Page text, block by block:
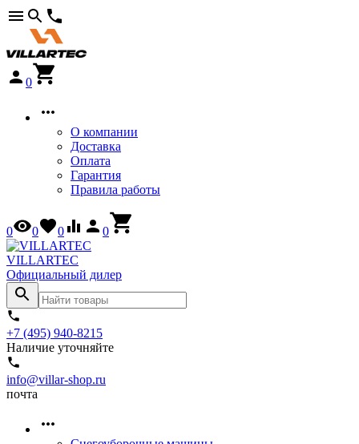
0
О компании
Доставка
Оплата
Гарантия
Правила работы
0 0 0 0
VILLARTEC
Официальный дилер
+7 (495) 940-8215
Наличие уточняйте
info@villar-shop.ru
почта